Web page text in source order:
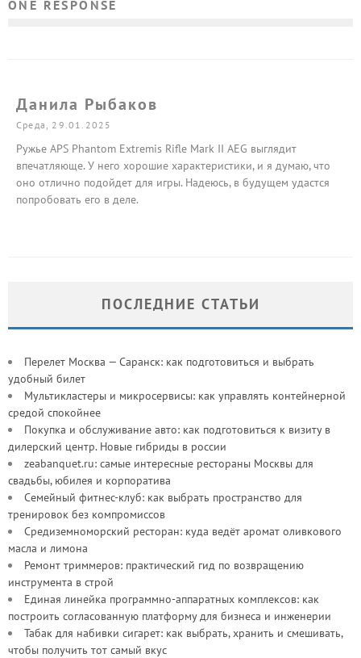
ONE RESPONSE
Данила Рыбаков
Среда, 29.01.2025
Ружье APS Phantom Extremis Rifle Mark II AEG выглядит
впечатляюще. У него хорошие характеристики, и я думаю, что
оно отлично подойдет для игры. Надеюсь, в будущем удастся
попробовать его в деле.
ПОСЛЕДНИЕ СТАТЬИ
Перелет Москва — Саранск: как подготовиться и выбрать
удобный билет
Мультикластеры и микросервисы: как управлять контейнерной
средой спокойнее
Покупка и обслуживание авто: как подготовиться к визиту в
дилерский центр. Новые гибриды в россии
zeabanquet.ru: самые интересные рестораны Москвы для
свадьбы, юбилея и корпоратива
Семейный фитнес-клуб: как выбрать пространство для
тренировок без компромиссов
Средиземноморский ресторан: куда ведёт аромат оливкового
масла и лимона
Ремонт триммеров: практический гид по возвращению
инструмента в строй
Единая линейка программно-аппаратных комплексов: как
построить согласованную платформу для бизнеса и инженерии
Табак для набивки сигарет: как выбрать, хранить и смешивать,
чтобы получить тот самый вкус